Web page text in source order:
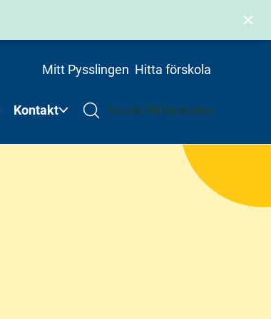
Kontakt
Mitt Pysslingen Hitta förskola
Ansök till förskolan